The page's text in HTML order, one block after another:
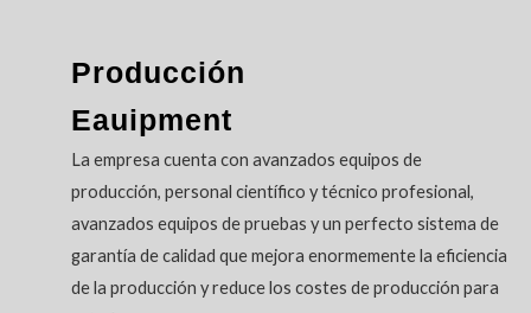
Producción
Eauipment
La empresa cuenta con avanzados equipos de
producción, personal científico y técnico profesional,
avanzados equipos de pruebas y un perfecto sistema de
garantía de calidad que mejora enormemente la eficiencia
de la producción y reduce los costes de producción para